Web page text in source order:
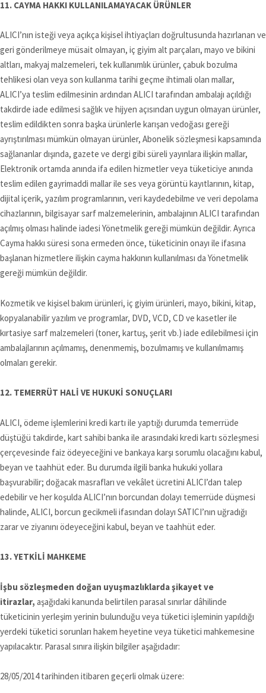
11. CAYMA HAKKI KULLANILAMAYACAK ÜRÜNLER
ALICI’nın isteği veya açıkça kişisel ihtiyaçları doğrultusunda hazırlanan ve
geri gönderilmeye müsait olmayan, iç giyim alt parçaları, mayo ve bikini
altları, makyaj malzemeleri, tek kullanımlık ürünler, çabuk bozulma
tehlikesi olan veya son kullanma tarihi geçme ihtimali olan mallar,
ALICI’ya teslim edilmesinin ardından ALICI tarafından ambalajı açıldığı
takdirde iade edilmesi sağlık ve hijyen açısından uygun olmayan ürünler,
teslim edildikten sonra başka ürünlerle karışan vedoğası gereği
ayrıştırılması mümkün olmayan ürünler, Abonelik sözleşmesi kapsamında
sağlananlar dışında, gazete ve dergi gibi süreli yayınlara ilişkin mallar,
Elektronik ortamda anında ifa edilen hizmetler veya tüketiciye anında
teslim edilen gayrimaddi mallar ile ses veya görüntü kayıtlarının, kitap,
dijital içerik, yazılım programlarının, veri kaydedebilme ve veri depolama
cihazlarının, bilgisayar sarf malzemelerinin, ambalajının ALICI tarafından
açılmış olması halinde iadesi Yönetmelik gereği mümkün değildir. Ayrıca
Cayma hakkı süresi sona ermeden önce, tüketicinin onayı ile ifasına
başlanan hizmetlere ilişkin cayma hakkının kullanılması da Yönetmelik
gereği mümkün değildir.
Kozmetik ve kişisel bakım ürünleri, iç giyim ürünleri, mayo, bikini, kitap,
kopyalanabilir yazılım ve programlar, DVD, VCD, CD ve kasetler ile
kırtasiye sarf malzemeleri (toner, kartuş, şerit vb.) iade edilebilmesi için
ambalajlarının açılmamış, denenmemiş, bozulmamış ve kullanılmamış
olmaları gerekir.
12. TEMERRÜT HALİ VE HUKUKİ SONUÇLARI
ALICI, ödeme işlemlerini kredi kartı ile yaptığı durumda temerrüde
düştüğü takdirde, kart sahibi banka ile arasındaki kredi kartı sözleşmesi
çerçevesinde faiz ödeyeceğini ve bankaya karşı sorumlu olacağını kabul,
beyan ve taahhüt eder. Bu durumda ilgili banka hukuki yollara
başvurabilir; doğacak masrafları ve vekâlet ücretini ALICI’dan talep
edebilir ve her koşulda ALICI’nın borcundan dolayı temerrüde düşmesi
halinde, ALICI, borcun gecikmeli ifasından dolayı SATICI’nın uğradığı
zarar ve ziyanını ödeyeceğini kabul, beyan ve taahhüt eder.
13. YETKİLİ MAHKEME
İşbu sözleşmeden doğan uyuşmazlıklarda şikayet ve
itirazlar, aşağıdaki kanunda belirtilen parasal sınırlar dâhilinde
tüketicinin yerleşim yerinin bulunduğu veya tüketici işleminin yapıldığı
yerdeki tüketici sorunları hakem heyetine veya tüketici mahkemesine
yapılacaktır. Parasal sınıra ilişkin bilgiler aşağıdadır:
28/05/2014 tarihinden itibaren geçerli olmak üzere: